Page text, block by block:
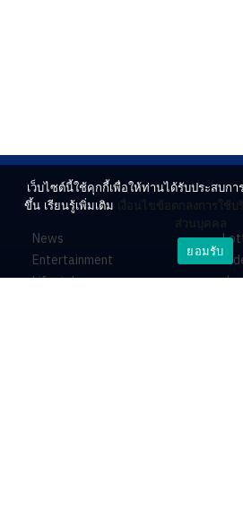
News
Entertainment
Lifestyle
ร่ว
เว็บไซต์นี้ใช้คุกกี้เพื่อให้ท่านได้รับประสบก
ขึ้น เรียนรู้เพิ่มเติม เงื่อนไขข้อตกลงการใช้บ
ส่วนบุคคล
ยอมรับ